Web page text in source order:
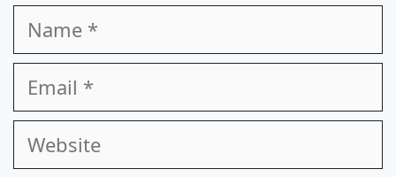
Name
Email
Website